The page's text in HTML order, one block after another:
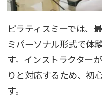
ピラティスミーでは、
ミパーソナル形式で体
す。インストラクター
りと対応するため、初
す。